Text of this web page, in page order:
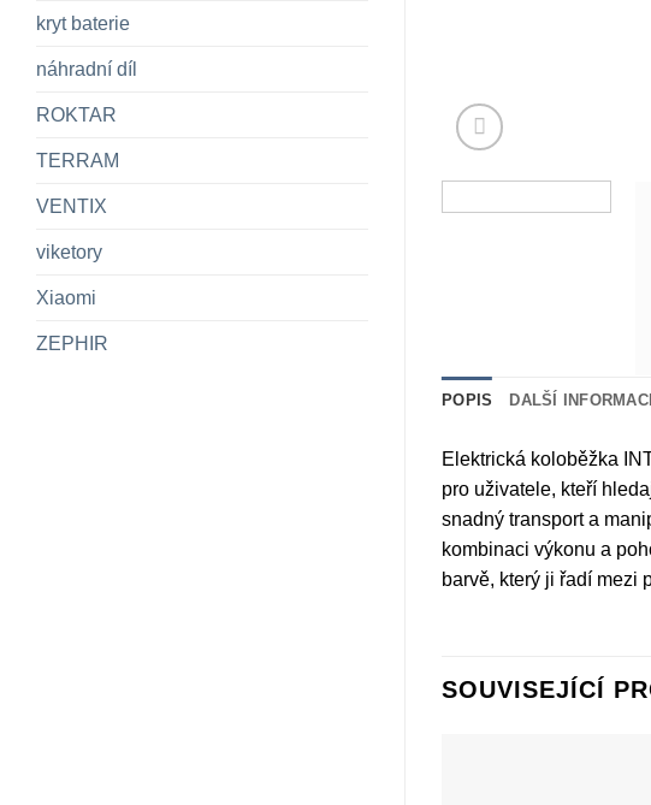
kryt baterie
náhradní díl
ROKTAR
TERRAM
VENTIX
viketory
Xiaomi
ZEPHIR
POPIS DALŠÍ
Elektrická koloběžka
pro uživatele, kteří
snadný transport a
kombinaci výkonu a
barvě, který ji řadí mezi
SOUVISEJÍCÍ